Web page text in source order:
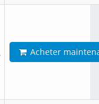
Acheter